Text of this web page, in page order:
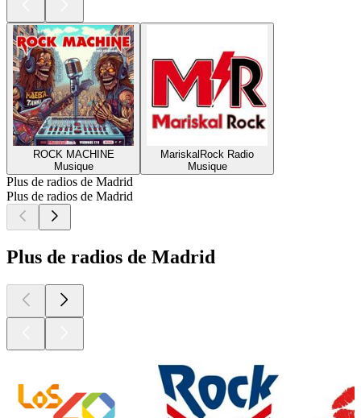
ROCK MACHINE
Musique
MariskalRock Radio
Musique
Plus de radios de Madrid
Plus de radios de Madrid
Plus de radios de Madrid